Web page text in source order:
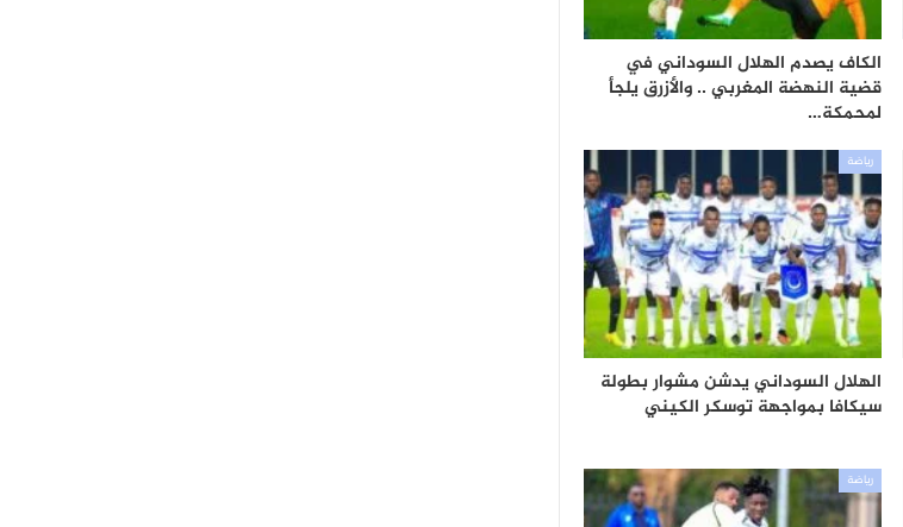
الكاف يصدم الهلال السوداني في
قضية النهضة المغربي .. والأزرق يلجأ
لمحمكة…
رياضة
الهلال السوداني يدشن مشوار بطولة
سيكافا بمواجهة توسكر الكيني
رياضة